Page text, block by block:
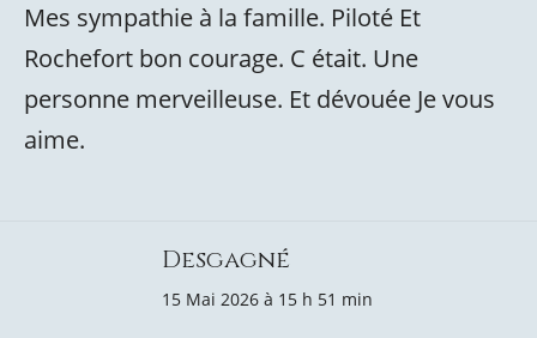
Mes sympathie à la famille. Piloté Et
Rochefort bon courage. C était. Une
personne merveilleuse. Et dévouée Je vous
aime.
Desgagné
15 Mai 2026 à 15 h 51 min